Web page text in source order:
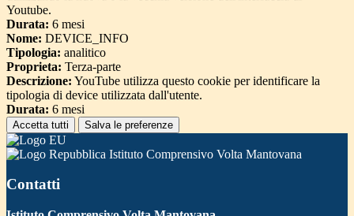
Youtube.
Durata: 6 mesi
Nome: DEVICE_INFO
Tipologia: analitico
Proprieta: Terza-parte
Descrizione: YouTube utilizza questo cookie per identificare la
tipologia di device utilizzata dall'utente.
Durata: 6 mesi
Accetta tutti Salva le preferenze
Istituto Comprensivo Volta Mantovana
Contatti